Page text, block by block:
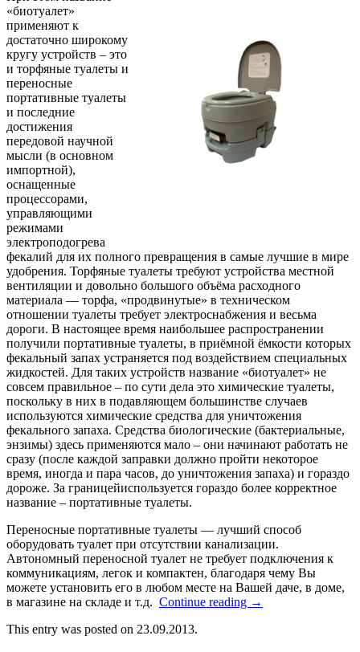
«биотуалет»
применяют к
достаточно широкому
кругу устройств – это
и торфяные туалеты и
переносные
портативные туалеты
и последние
достижения
передовой научной
мысли (в основном
импортной),
оснащенные
процессорами,
управляющими
режимами
электроподогрева
фекалий для их полного превращения в самые лучшие в мире
удобрения. Торфяные туалеты требуют устройства местной
вентиляции и довольно большого объёма расходного
материала — торфа, «продвинутые» в техническом
отношении туалеты требует электроснабжения и весьма
дороги. В настоящее время наибольшее распространении
получили портативные туалеты, в приёмной ёмкости которых
фекальный запах устраняется под воздействием специальных
жидкостей. Для таких устройств название «биотуалет» не
совсем правильное – по сути дела это химические туалеты,
поскольку в них в подавляющем большинстве случаев
используются химические средства для уничтожения
фекального запаха. Средства биологические (бактериальные,
энзимы) здесь применяются мало – они начинают работать не
сразу (после каждой заправки должно пройти некоторое
время, иногда и пара часов, до уничтожения запаха) и гораздо
дороже. За границейиспользуется гораздо более корректное
название – портативные туалеты.
Переносные портативные туалеты — лучший способ
оборудовать туалет при отсутствии канализации.
Автономный переносной туалет не требует подключения к
коммуникациям, легок и компактен, благодаря чему Вы
можете установить его в любом месте на Вашей даче, в доме,
в магазине на складе и т.д. Continue reading →
This entry was posted on 23.09.2013.